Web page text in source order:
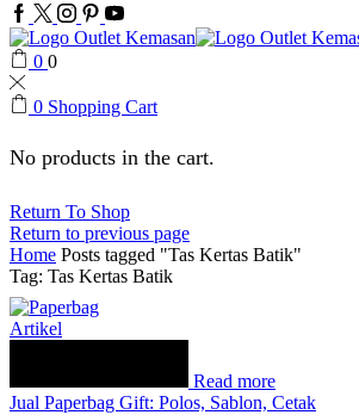
Facebook
Twitter
Instagram
Pinterest
Youtube
0 0
0 Shopping Cart
No products in the cart.
Return To Shop
Return to previous page
Home Posts tagged "Tas Kertas Batik"
Tag: Tas Kertas Batik
Artikel
Read more
Jual Paperbag Gift: Polos, Sablon, Cetak